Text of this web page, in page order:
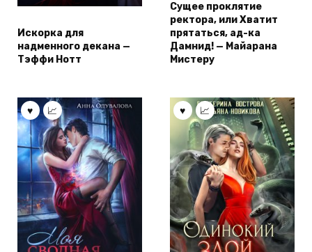
Искорка для
надменного декана —
Тэффи Нотт
Сущее проклятие
ректора, или Хватит
прятаться, ад-ка
Дамнид! — Майарана
Мистеру